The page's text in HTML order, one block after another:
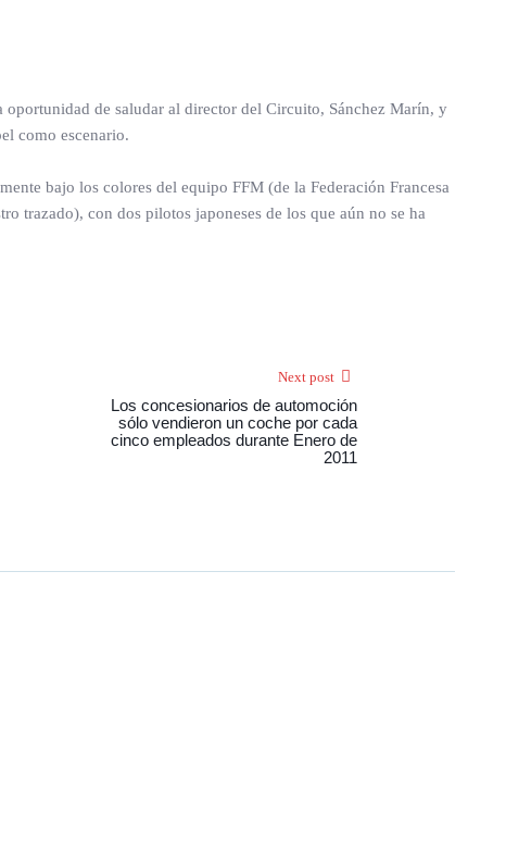
oportunidad de saludar al director del Circuito, Sánchez Marín, y
como escenario.
bajo los colores del equipo FFM (de la Federación Francesa
trazado), con dos pilotos japoneses de los que aún no se ha
Next post
Los concesionarios de automoción
sólo vendieron un coche por cada
cinco empleados durante Enero de
2011